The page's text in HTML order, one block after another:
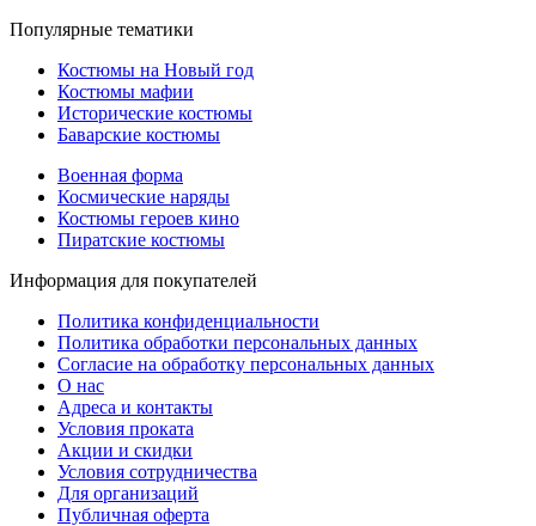
Популярные тематики
Костюмы на Новый год
Костюмы мафии
Исторические костюмы
Баварские костюмы
Военная форма
Космические наряды
Костюмы героев кино
Пиратские костюмы
Информация для покупателей
Политика конфиденциальности
Политика обработки персональных данных
Согласие на обработку персональных данных
О нас
Адреса и контакты
Условия проката
Акции и скидки
Условия сотрудничества
Для организаций
Публичная оферта